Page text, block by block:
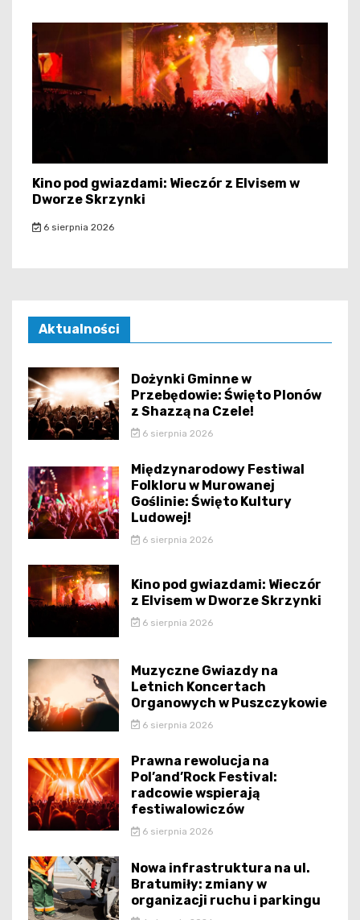
Kino pod gwiazdami: Wieczór z Elvisem w
Dworze Skrzynki
6 sierpnia 2026
Aktualności
Dożynki Gminne w
Przebędowie: Święto Plonów
z Shazzą na Czele!
6 sierpnia 2026
Międzynarodowy Festiwal
Folkloru w Murowanej
Goślinie: Święto Kultury
Ludowej!
6 sierpnia 2026
Kino pod gwiazdami: Wieczór
z Elvisem w Dworze Skrzynki
6 sierpnia 2026
Muzyczne Gwiazdy na
Letnich Koncertach
Organowych w Puszczykowie
6 sierpnia 2026
Prawna rewolucja na
Pol’and’Rock Festival:
radcowie wspierają
festiwalowiczów
6 sierpnia 2026
Nowa infrastruktura na ul.
Bratumiły: zmiany w
organizacji ruchu i parkingu